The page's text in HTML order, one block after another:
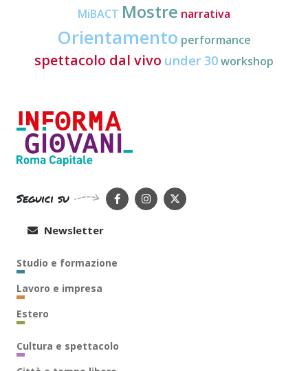
MiBACT Mostre narrativa
Orientamento performance
spettacolo dal vivo under 30workshop
Seguici su
Newsletter
Studio e formazione
Lavoro e impresa
Estero
Cultura e spettacolo